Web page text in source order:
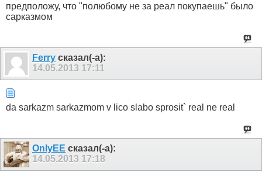
предположу, что "полюбому не за реал покупаешь" было
сарказмом
Ferry сказал(-а):
14.05.2013 17:11
da sarkazm sarkazmom v lico slabo sprosit` real ne real
OnlyEE сказал(-а):
14.05.2013 17:18